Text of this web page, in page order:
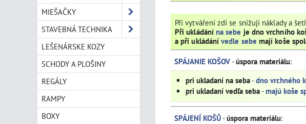
Při vytváření zdí se snižují náklady a
Při ukládání na sebe je dno vrchního
a při ukládánívedle sebe mají koše
SPÁJANIE KOŠOV-úspora materiálu:
pri ukladaní na seba-dno vrchného
pri ukladaní vedľa seba-majú koše
SPÁJENÍ KOŠŮ-úspora materiálu:
MIEŠAČKY
STAVEBNÁ TECHNIKA
LEŠENÁRSKE KOZY
SCHODY A PLOŠINY
REGÁLY
RAMPY
BOXY